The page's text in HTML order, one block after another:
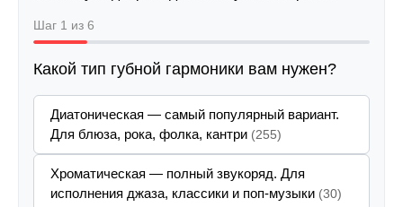
Шаг 1 из 6
Какой тип губной гармоники вам нужен?
Диатоническая — самый популярный вариант.
Для блюза, рока, фолка, кантри (255)
Хроматическая — полный звукоряд. Для
исполнения джаза, классики и поп-музыки (30)